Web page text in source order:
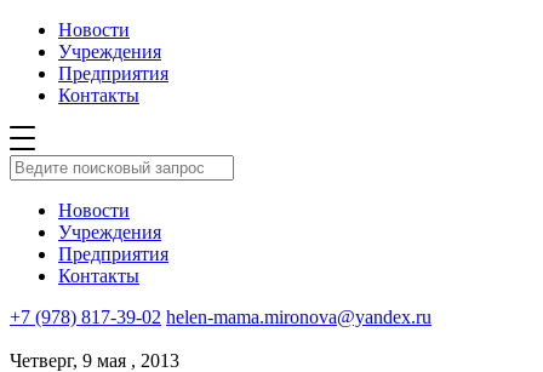
Новости
Учреждения
Предприятия
Контакты
Новости
Учреждения
Предприятия
Контакты
+7 (978) 817-39-02 helen-mama.mironova@yandex.ru
Четверг, 9 мая , 2013